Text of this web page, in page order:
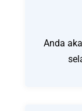
Anda